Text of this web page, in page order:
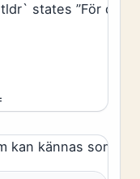
states ”För dig
kan kännas som